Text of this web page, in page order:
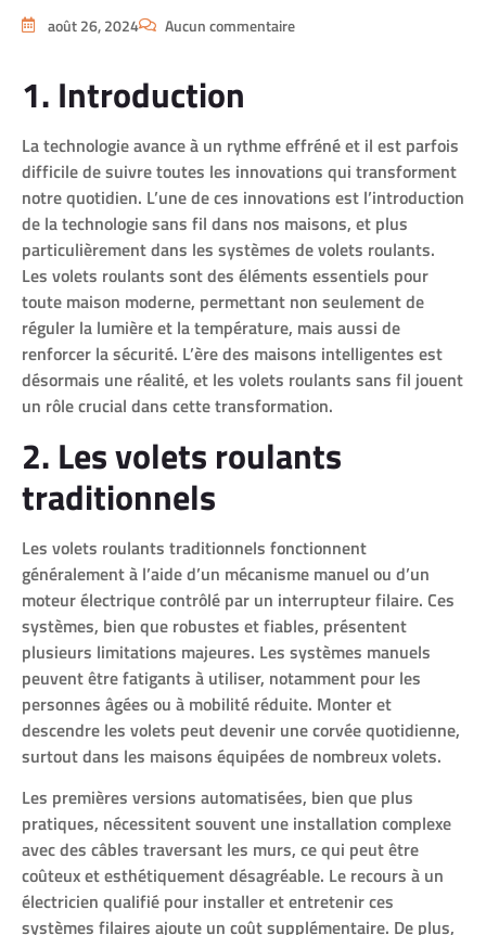
août 26, 2024 Aucun commentaire
1. Introduction
La technologie avance à un rythme effréné et il est parfois
difficile de suivre toutes les innovations qui transforment
notre quotidien. L’une de ces innovations est l’introduction
de la technologie sans fil dans nos maisons, et plus
particulièrement dans les systèmes de volets roulants.
Les volets roulants sont des éléments essentiels pour
toute maison moderne, permettant non seulement de
réguler la lumière et la température, mais aussi de
renforcer la sécurité. L’ère des maisons intelligentes est
désormais une réalité, et les volets roulants sans fil jouent
un rôle crucial dans cette transformation.
2. Les volets roulants
traditionnels
Les volets roulants traditionnels fonctionnent
généralement à l’aide d’un mécanisme manuel ou d’un
moteur électrique contrôlé par un interrupteur filaire. Ces
systèmes, bien que robustes et fiables, présentent
plusieurs limitations majeures. Les systèmes manuels
peuvent être fatigants à utiliser, notamment pour les
personnes âgées ou à mobilité réduite. Monter et
descendre les volets peut devenir une corvée quotidienne,
surtout dans les maisons équipées de nombreux volets.
Les premières versions automatisées, bien que plus
pratiques, nécessitent souvent une installation complexe
avec des câbles traversant les murs, ce qui peut être
coûteux et esthétiquement désagréable. Le recours à un
électricien qualifié pour installer et entretenir ces
systèmes filaires ajoute un coût supplémentaire. De plus,